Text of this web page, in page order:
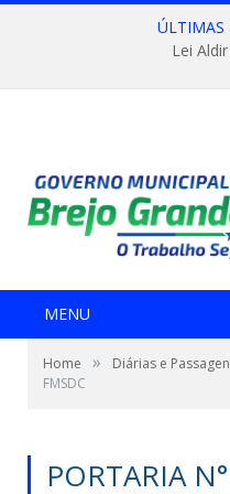
ÚLTIMAS
Lei
MENU
Home » Diárias e
FMSDC
PORTARIA